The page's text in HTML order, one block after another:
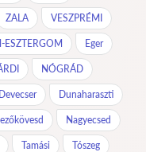
ZALA VESZPRÉMI
Eger
NÓGRÁD
Devecser Dunaharaszti
Nagyecsed
Tamási Tószeg